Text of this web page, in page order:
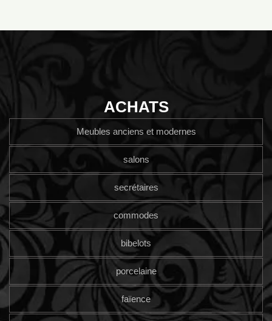
ACHATS
Meubles anciens et modernes
salons
secrétaires
commodes
bibelots
porcelaine
faïence